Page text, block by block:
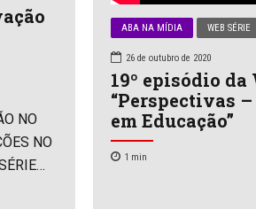
NO
NO
ABA NA MÍDIA WEB SÉRIE
26 de outubro de 2020
19º episódio da
“Perspectivas
em Educação”
1 min